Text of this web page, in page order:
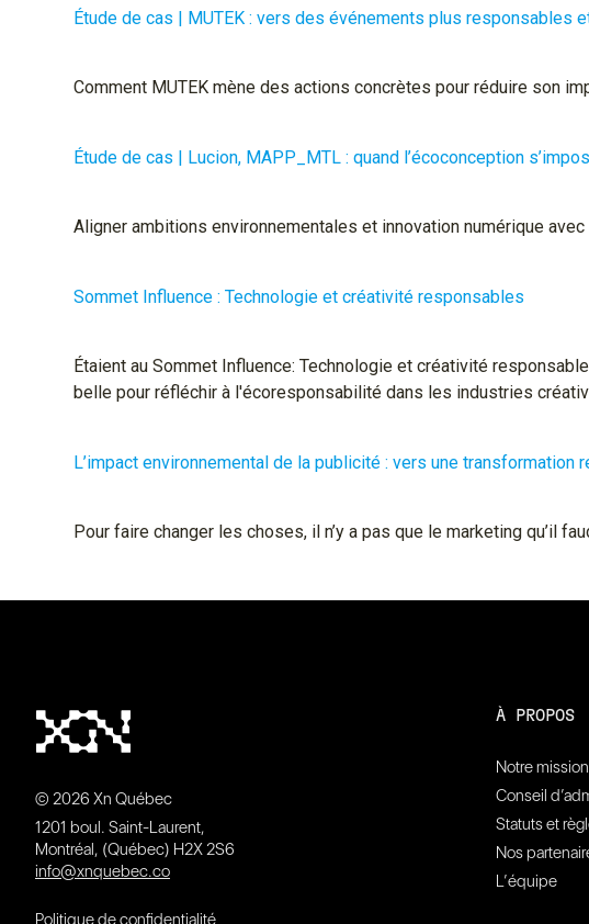
Étude de cas | MUTEK : vers des événements plus responsables
Comment MUTEK mène des actions concrètes pour réduire son
Étude de cas | Lucion, MAPP_MTL : quand l’écoconception
Aligner ambitions environnementales et innovation numérique
Sommet Influence : Technologie et créativité responsables
Étaient au Sommet Influence: Technologie et créativité
belle pour réfléchir à l'écoresponsabilité dans les industries
L’impact environnemental de la publicité : vers une
Pour faire changer les choses, il n’y a pas que le marketing qu’il
© 2026 Xn Québec
1201 boul. Saint-Laurent,
Montréal, (Québec) H2X 2S6
info@xnquebec.co
Politique de confidentialité
À PROPOS
Notre mission
Conseil
Statuts et
Nos
L’équipe